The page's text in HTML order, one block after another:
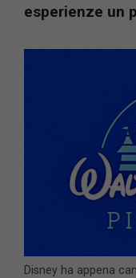
esperienze un
Disney ha appena